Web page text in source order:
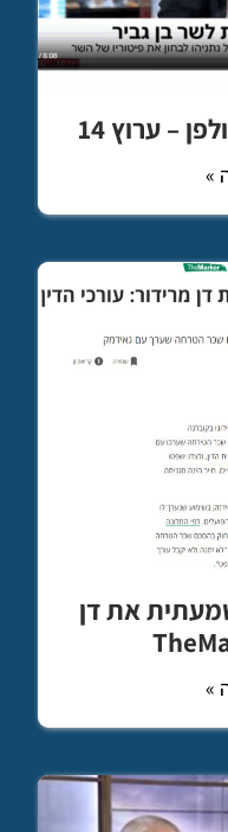
– ערוץ 14
»
את דן
»